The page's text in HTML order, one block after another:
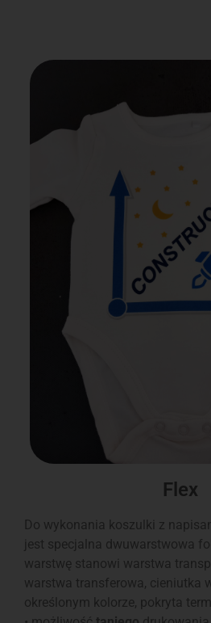
Flex
Do wykonania koszulki z
jest specjalna dwuwarstwowa
warstwę stanowi warstwa
warstwa transferowa, cieniutka
określonym kolorze, pokryta